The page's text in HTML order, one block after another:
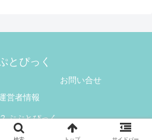
とぴっく
お問い合せ
営者情報
ぷぷとぴっく.